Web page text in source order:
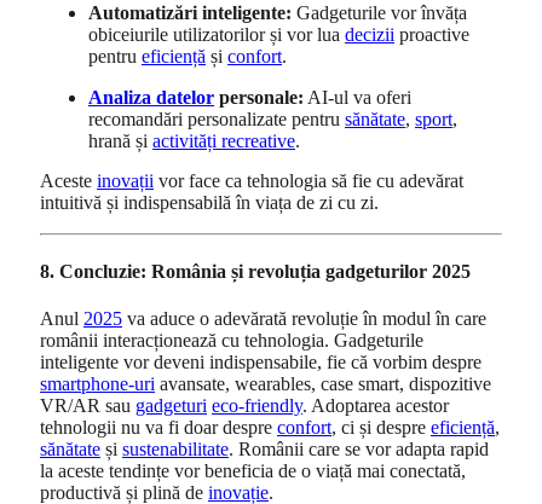
Automatizări inteligente: Gadgeturile vor învăța
obiceiurile utilizatorilor și vor lua decizii proactive
pentru eficiență și confort.
Analiza datelor personale: AI-ul va oferi
recomandări personalizate pentru sănătate, sport,
hrană și activități recreative.
Aceste inovații vor face ca tehnologia să fie cu adevărat
intuitivă și indispensabilă în viața de zi cu zi.
8. Concluzie: România și revoluția gadgeturilor 2025
Anul 2025 va aduce o adevărată revoluție în modul în care
românii interacționează cu tehnologia. Gadgeturile
inteligente vor deveni indispensabile, fie că vorbim despre
smartphone-uri avansate, wearables, case smart, dispozitive
VR/AR sau gadgeturi eco-friendly. Adoptarea acestor
tehnologii nu va fi doar despre confort, ci și despre eficiență,
sănătate și sustenabilitate. Românii care se vor adapta rapid
la aceste tendințe vor beneficia de o viață mai conectată,
productivă și plină de inovație.